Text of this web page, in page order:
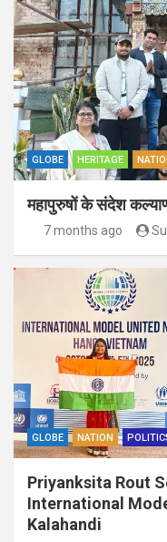
GLOBE HERITAGE
महापुरुषों के संदेश
7 months ago
GLOBE NATION
Priyanksita Rout
International
Kalahandi